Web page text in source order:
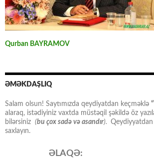
Qurban BAYRAMOV
ƏMƏKDAŞLIQ
Salam olsun! Saytımızda qeydiyatdan keçməklə
alaraq, istədiyiniz vaxtda müstəqil şəkildə öz
bilərsiniz (bu çox sadə və asandır).
saxlayın.
ƏLAQƏ: